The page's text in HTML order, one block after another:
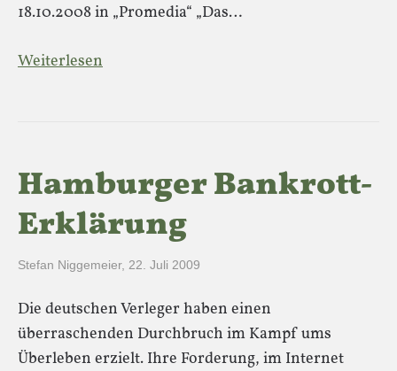
18.10.2008 in „Promedia“ „Das…
Weiterlesen
Hamburger Bankrott-
Erklärung
Stefan Niggemeier, 22. Juli 2009
Die deutschen Verleger haben einen
überraschenden Durchbruch im Kampf ums
Überleben erzielt. Ihre Forderung, im Internet